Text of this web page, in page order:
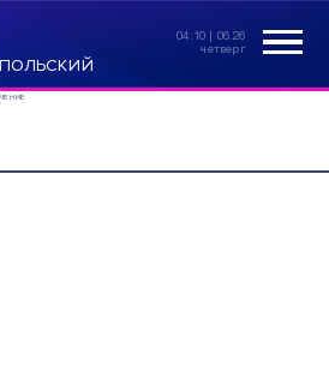
04:10 | 06.26
четверг